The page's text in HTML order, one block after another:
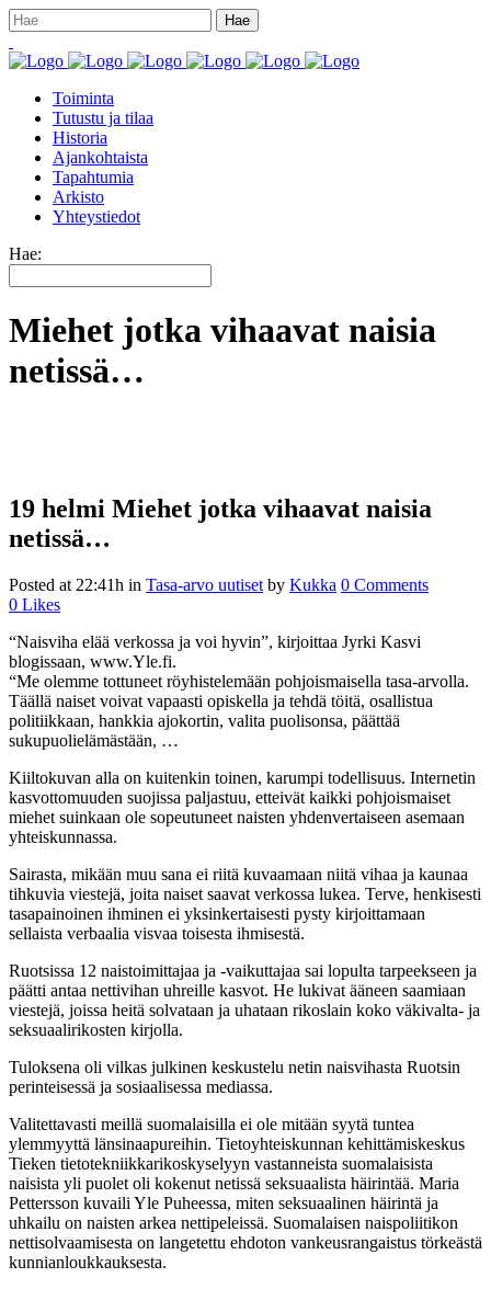
Toiminta
Tutustu ja tilaa
Historia
Ajankohtaista
Tapahtumia
Arkisto
Yhteystiedot
Hae:
Miehet jotka vihaavat naisia
netissä…
19 helmi Miehet jotka vihaavat naisia
netissä…
Posted at 22:41h in Tasa-arvo uutiset by Kukka 0 Comments
0 Likes
“Naisviha elää verkossa ja voi hyvin”, kirjoittaa Jyrki Kasvi
blogissaan, www.Yle.fi.
“Me olemme tottuneet röyhistelemään pohjoismaisella tasa-arvolla.
Täällä naiset voivat vapaasti opiskella ja tehdä töitä, osallistua
politiikkaan, hankkia ajokortin, valita puolisonsa, päättää
sukupuolielämästään, …
Kiiltokuvan alla on kuitenkin toinen, karumpi todellisuus. Internetin
kasvottomuuden suojissa paljastuu, etteivät kaikki pohjoismaiset
miehet suinkaan ole sopeutuneet naisten yhdenvertaiseen asemaan
yhteiskunnassa.
Sairasta, mikään muu sana ei riitä kuvaamaan niitä vihaa ja kaunaa
tihkuvia viestejä, joita naiset saavat verkossa lukea. Terve, henkisesti
tasapainoinen ihminen ei yksinkertaisesti pysty kirjoittamaan
sellaista verbaalia visvaa toisesta ihmisestä.
Ruotsissa 12 naistoimittajaa ja -vaikuttajaa sai lopulta tarpeekseen ja
päätti antaa nettivihan uhreille kasvot. He lukivat ääneen saamiaan
viestejä, joissa heitä solvataan ja uhataan rikoslain koko väkivalta- ja
seksuaalirikosten kirjolla.
Tuloksena oli vilkas julkinen keskustelu netin naisvihasta Ruotsin
perinteisessä ja sosiaalisessa mediassa.
Valitettavasti meillä suomalaisilla ei ole mitään syytä tuntea
ylemmyyttä länsinaapureihin. Tietoyhteiskunnan kehittämiskeskus
Tieken tietotekniikkarikoskyselyyn vastanneista suomalaisista
naisista yli puolet oli kokenut netissä seksuaalista häirintää. Maria
Pettersson kuvaili Yle Puheessa, miten seksuaalinen häirintä ja
uhkailu on naisten arkea nettipeleissä. Suomalaisen naispoliitikon
nettisolvaamisesta on langetettu ehdoton vankeusrangaistus törkeästä
kunnianloukkauksesta.